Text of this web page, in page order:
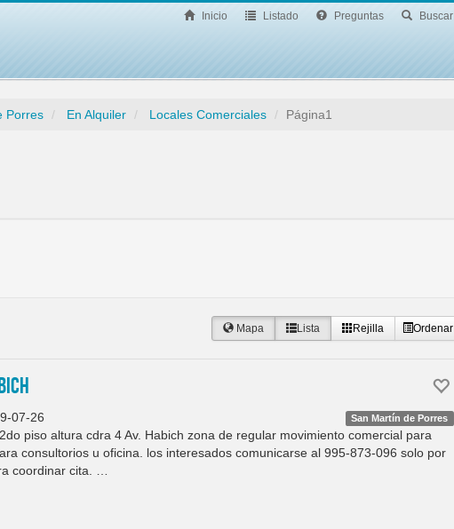
Inicio Listado Preguntas Buscar
Porres En Alquiler Locales Comerciales Página1
Mapa Lista Rejilla Ordenar
San Martín de Porres
07-26
piso altura cdra 4 Av. Habich zona de regular movimiento comercial para
consultorios u oficina. los interesados comunicarse al 995-873-096 solo por
coordinar cita. …